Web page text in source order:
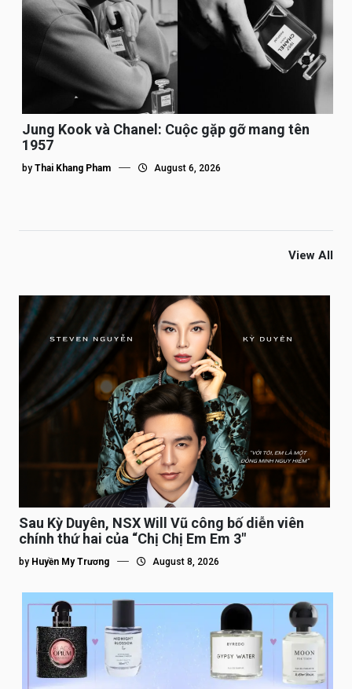
Jung Kook và Chanel: Cuộc gặp gỡ mang tên
1957
by Thai Khang Pham August 6, 2026
View All
Sau Kỳ Duyên, NSX Will Vũ công bố diễn viên
chính thứ hai của “Chị Chị Em Em 3″
by Huyền My Trương August 8, 2026